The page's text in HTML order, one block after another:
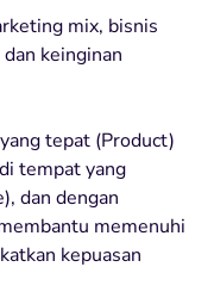
mix, bisnis
keinginan
tepat (Product)
tempat yang
dan dengan
memenuhi
kepuasan